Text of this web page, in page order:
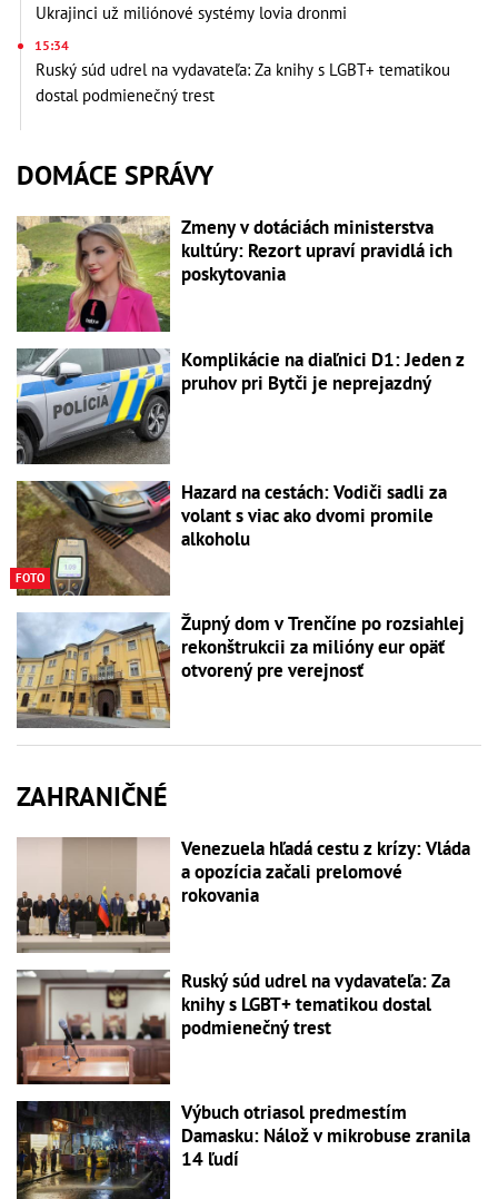
Ukrajinci už miliónové systémy lovia dronmi
15:34
Ruský súd udrel na vydavateľa: Za knihy s LGBT+ tematikou
dostal podmienečný trest
DOMÁCE SPRÁVY
Zmeny v dotáciách ministerstva
kultúry: Rezort upraví pravidlá ich
poskytovania
Komplikácie na diaľnici D1: Jeden z
pruhov pri Bytči je neprejazdný
FOTO
Hazard na cestách: Vodiči sadli za
volant s viac ako dvomi promile
alkoholu
Župný dom v Trenčíne po rozsiahlej
rekonštrukcii za milióny eur opäť
otvorený pre verejnosť
ZAHRANIČNÉ
Venezuela hľadá cestu z krízy: Vláda
a opozícia začali prelomové
rokovania
Ruský súd udrel na vydavateľa: Za
knihy s LGBT+ tematikou dostal
podmienečný trest
Výbuch otriasol predmestím
Damasku: Nálož v mikrobuse zranila
14 ľudí